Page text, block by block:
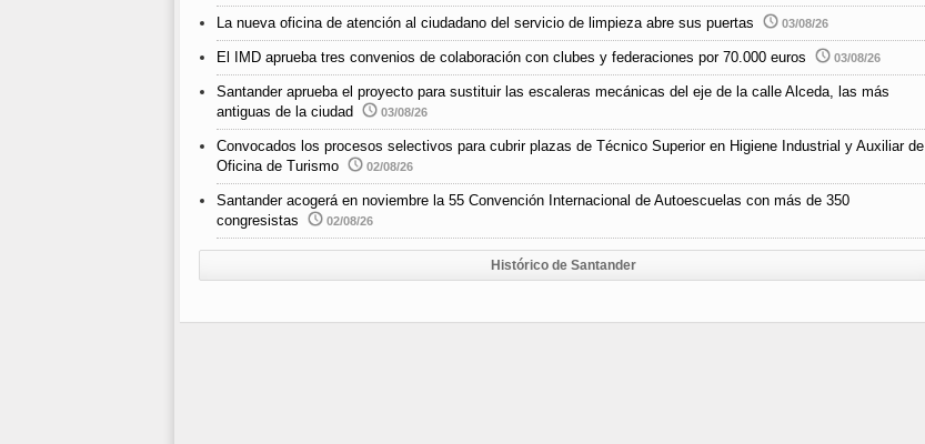
La nueva oficina de atención al ciudadano del servicio de limpieza abre sus puertas 03/08/26
El IMD aprueba tres convenios de colaboración con clubes y federaciones por 70.000 euros 03/08/26
Santander aprueba el proyecto para sustituir las escaleras mecánicas del eje de la calle Alceda, las más
antiguas de la ciudad
03/08/26
Convocados los procesos selectivos para cubrir plazas de Técnico Superior en Higiene Industrial y Auxiliar de
Oficina de Turismo
02/08/26
Santander acogerá en noviembre la 55 Convención Internacional de Autoescuelas con más de 350
congresistas
02/08/26
Histórico de Santander